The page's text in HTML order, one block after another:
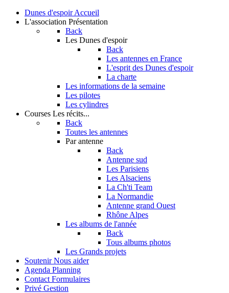
Dunes d'espoir Accueil
L'association Présentation
Back
Les Dunes d'espoir
Back
Les antennes en France
L'esprit des Dunes d'espoir
La charte
Les informations de la semaine
Les pilotes
Les cylindres
Courses Les récits...
Back
Toutes les antennes
Par antenne
Back
Antenne sud
Les Parisiens
Les Alsaciens
La Ch'ti Team
La Normandie
Antenne grand Ouest
Rhône Alpes
Les albums de l'année
Back
Tous albums photos
Les Grands projets
Soutenir Nous aider
Agenda Planning
Contact Formulaires
Privé Gestion